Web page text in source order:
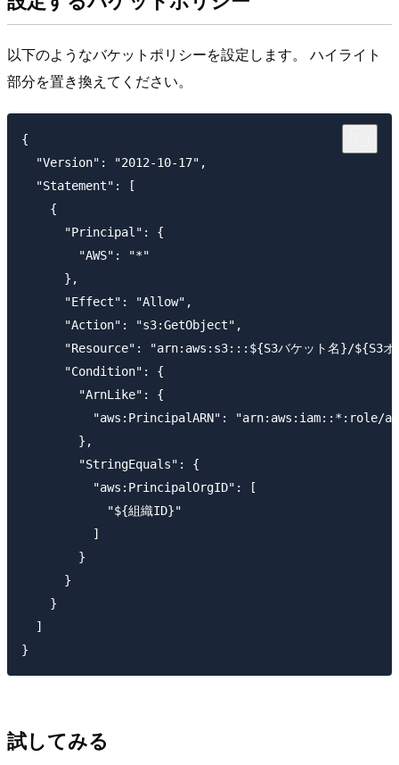
以下のようなバケットポリシーを設定します。 ハイライト
部分を置き換えてください。
{
  "Version": "2012-10-17",
  "Statement": [
    {
      "Principal": {
        "AWS": "*"
      },
      "Effect": "Allow",
      "Action": "s3:GetObject",
"Resource": "arn:aws:s3:::${S3バケット名}/${S3オ
      "Condition": {
        "ArnLike": {
"aws:PrincipalARN": "arn:aws:iam::*:role/
        },
        "StringEquals": {
          "aws:PrincipalOrgID": [
            "${組織ID}"
          ]
        }
      }
    }
  ]
試してみる